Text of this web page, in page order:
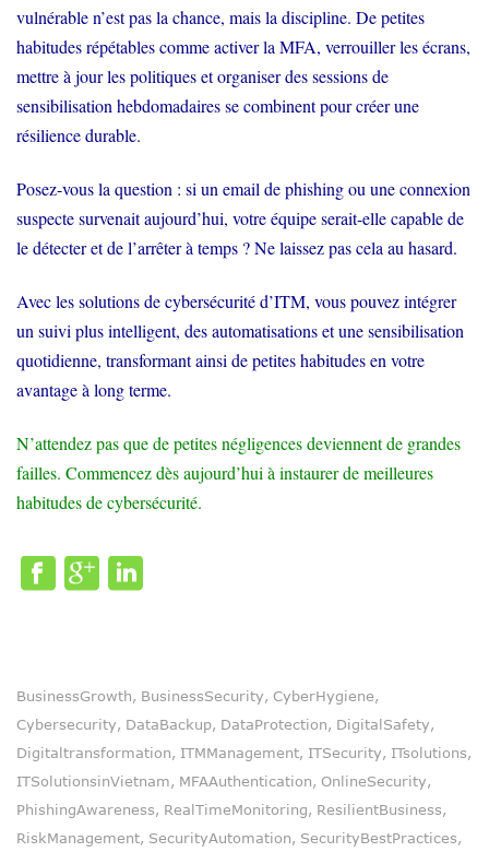
vulnérable n’est pas la chance, mais la discipline. De petites
habitudes répétables comme activer la MFA, verrouiller les écrans,
mettre à jour les politiques et organiser des sessions de
sensibilisation hebdomadaires se combinent pour créer une
résilience durable.
Posez-vous la question : si un email de phishing ou une connexion
suspecte survenait aujourd’hui, votre équipe serait-elle capable de
le détecter et de l’arrêter à temps ? Ne laissez pas cela au hasard.
Avec les solutions de cybersécurité d’ITM, vous pouvez intégrer
un suivi plus intelligent, des automatisations et une sensibilisation
quotidienne, transformant ainsi de petites habitudes en votre
avantage à long terme.
N’attendez pas que de petites négligences deviennent de grandes
failles. Commencez dès aujourd’hui à instaurer de meilleures
habitudes de cybersécurité.
BusinessGrowth BusinessSecurity CyberHygiene
Cybersecurity DataBackup DataProtection DigitalSafety
Digitaltransformation ITMManagement ITSecurity ITsolutions
ITSolutionsinVietnam MFAAuthentication OnlineSecurity
PhishingAwareness RealTimeMonitoring ResilientBusiness
RiskManagement SecurityAutomation SecurityBestPractices